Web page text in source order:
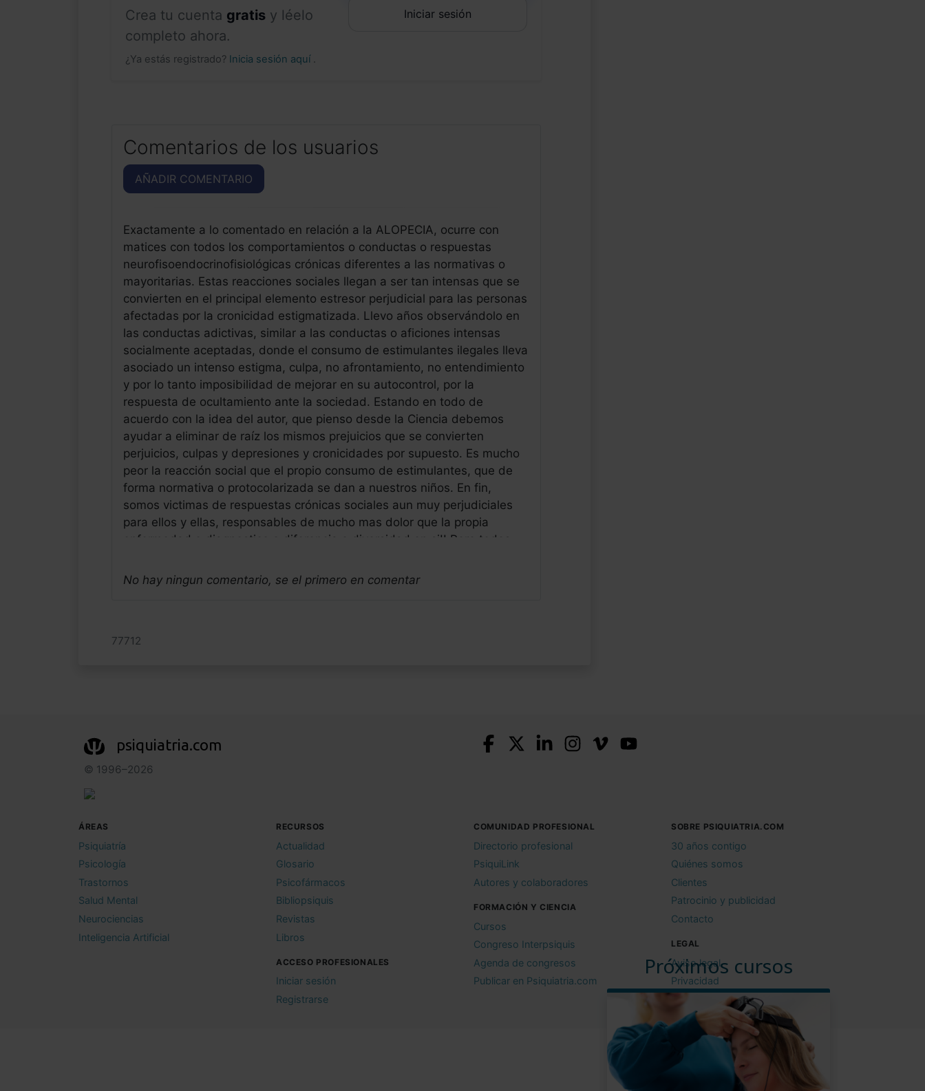
Crea tu cuenta gratis y léelo
completo ahora.
¿Ya estás registrado? Inicia sesión aquí .
Iniciar sesión
Comentarios de los usuarios
AÑADIR COMENTARIO
Exactamente a lo comentado en relación a la ALOPECIA, ocurre con
matices con todos los comportamientos o conductas o respuestas
neurofisoendocrinofisiológicas crónicas diferentes a las normativas o
mayoritarias. Estas reacciones sociales llegan a ser tan intensas que se
convierten en el principal elemento estresor perjudicial para las personas
afectadas por la cronicidad estigmatizada. Llevo años observándolo en
las conductas adictivas, similar a las conductas o aficiones intensas
socialmente aceptadas, donde el consumo de estimulantes ilegales lleva
asociado un intenso estigma, culpa, no afrontamiento, no entendimiento
y por lo tanto imposibilidad de mejorar en su autocontrol, por la
respuesta de ocultamiento ante la sociedad. Estando en todo de
acuerdo con la idea del autor, que pienso desde la Ciencia debemos
ayudar a eliminar de raíz los mismos prejuicios que se convierten
perjuicios, culpas y depresiones y cronicidades por supuesto. Es mucho
peor la reacción social que el propio consumo de estimulantes, que de
forma normativa o protocolarizada se dan a nuestros niños. En fin,
somos victimas de respuestas crónicas sociales aun muy perjudiciales
para ellos y ellas, responsables de mucho mas dolor que la propia
enfermedad o diagnostico o diferencia o diversidad en si!! Pero todos
personalizada, de precisión, bla, bla para la cronicidad humana. Saludos
alegres del neandertal hiperactivo de Sevilla
Fecha: 22/07/2025
No hay ningun comentario, se el primero en comentar
77712
Próximos cursos
psiquiatria.com
© 1996–2026
ÁREAS
Psiquiatría
Psicología
Trastornos
Salud Mental
Neurociencias
Inteligencia Artificial
RECURSOS
Actualidad
Glosario
Psicofármacos
Bibliopsiquis
Revistas
Libros
ACCESO PROFESIONALES
Iniciar sesión
Registrarse
COMUNIDAD PROFESIONAL
Directorio profesional
PsiquiLink
Autores y colaboradores
FORMACIÓN Y CIENCIA
Cursos
Congreso Interpsiquis
Agenda de congresos
Publicar en Psiquiatria.com
SOBRE PSIQUIATRIA.COM
30 años contigo
Quiénes somos
Clientes
Patrocinio y publicidad
Contacto
LEGAL
Aviso legal
Privacidad
Condiciones de uso